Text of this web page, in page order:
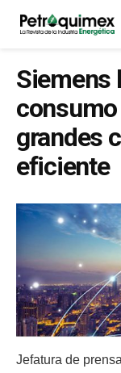
Siemens
grandes
eficiente
Jefatura de